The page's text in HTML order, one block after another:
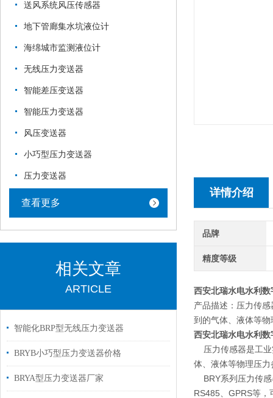
送风系统风压传感器
地下管廊集水坑液位计
海绵城市监测液位计
无线压力变送器
智能差压变送器
智能压力变送器
风压变送器
小巧型压力变送器
压力变送器
查看更多
相关文章
ARTICLE
智能化BRP型无线压力变送器
BRYB小巧型压力变送器价格
BRYA型压力变送器厂家
详情介绍
品牌
精度等级
西安北瑞水电水利
产品描述：压力传
到的气体、液体等
西安北瑞水电水利
压力传感器是工业
体、液体等物理压
BRY系列压力传感
RS485、GPRS等